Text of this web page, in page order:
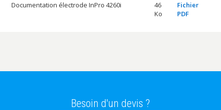
Documentation électrode InPro 4260i
46
Ko
Fichier
PDF
Besoin d'un devis ?